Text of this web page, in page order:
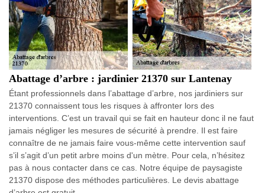
Abattage d’arbre : jardinier 21370 sur Lantenay
Étant professionnels dans l’abattage d’arbre, nos jardiniers sur
21370 connaissent tous les risques à affronter lors des
interventions. C’est un travail qui se fait en hauteur donc il ne faut
jamais négliger les mesures de sécurité à prendre. Il est faire
connaître de ne jamais faire vous-même cette intervention sauf
s’il s’agit d’un petit arbre moins d'un mètre. Pour cela, n’hésitez
pas à nous contacter dans ce cas. Notre équipe de paysagiste
21370 dispose des méthodes particulières. Le devis abattage